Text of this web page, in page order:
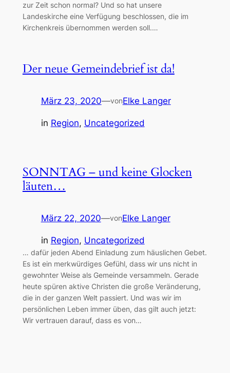
zur Zeit schon normal? Und so hat unsere
Landeskirche eine Verfügung beschlossen, die im
Kirchenkreis übernommen werden soll.…
Der neue Gemeindebrief ist da!
März 23, 2020—vonElke Langer
in Region, Uncategorized
SONNTAG – und keine Glocken
läuten…
März 22, 2020—vonElke Langer
in Region, Uncategorized
… dafür jeden Abend Einladung zum häuslichen Gebet.
Es ist ein merkwürdiges Gefühl, dass wir uns nicht in
gewohnter Weise als Gemeinde versammeln. Gerade
heute spüren aktive Christen die große Veränderung,
die in der ganzen Welt passiert. Und was wir im
persönlichen Leben immer üben, das gilt auch jetzt:
Wir vertrauen darauf, dass es von…